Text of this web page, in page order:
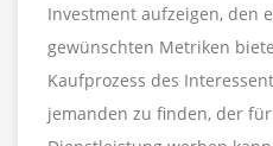
Investment aufzeigen, den
gewünschten Metriken
Kaufprozess des
jemanden zu finden, der